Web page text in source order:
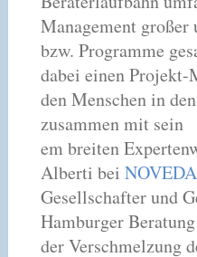
Management großer
bzw. Programme
dabei einen Projekt-
den Menschen in
zusammen mit sein
em breiten
Alberti bei
Gesellschafter und
Hamburger
der Verschmelzung